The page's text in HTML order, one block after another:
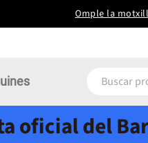
Omple la
oficial del